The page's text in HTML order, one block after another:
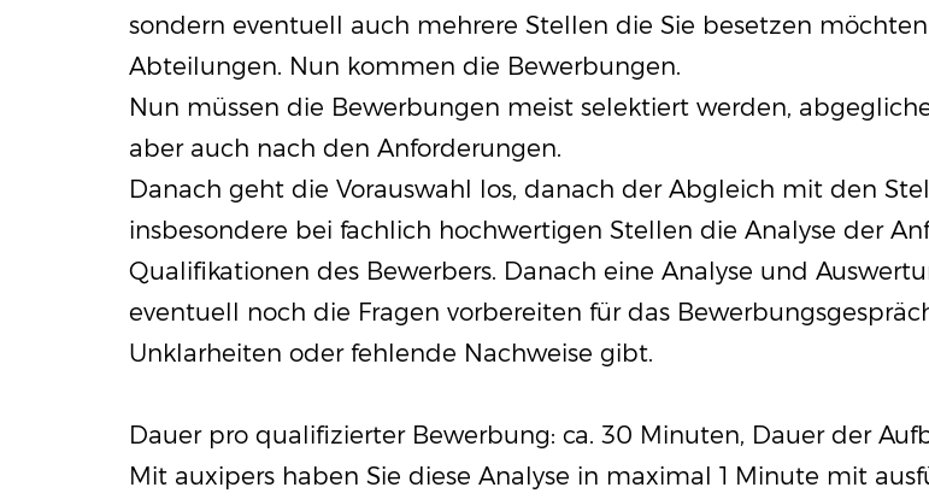
sondern eventuell auch mehrere Stellen die Sie besetzen
Abteilungen. Nun kommen die Bewerbungen.
Nun müssen die Bewerbungen meist selektiert werden,
aber auch nach den Anforderungen.
Danach geht die Vorauswahl los, danach der Abgleich mit den
insbesondere bei fachlich hochwertigen Stellen die Analyse der
Qualifikationen des Bewerbers. Danach eine Analyse und
eventuell noch die Fragen vorbereiten für das
Unklarheiten oder fehlende Nachweise gibt.
Dauer pro qualifizierter Bewerbung: ca. 30 Minuten, Dauer der
Mit auxipers haben Sie diese Analyse in maximal 1 Minute mit